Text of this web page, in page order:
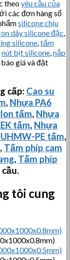
theoyêu cầu của
các đơn hàng số
silicone chịu
dây silicone đặc
silicone tấm
nút bịt silicone nắp
báo giá và đặt
cấp: Cao su
, Nhựa PA6
tấm, Nhựa
tấm, Nhựa
UHMW-PE tấm,
, Tấm phíp cam
, Tấm phíp
tôi cung